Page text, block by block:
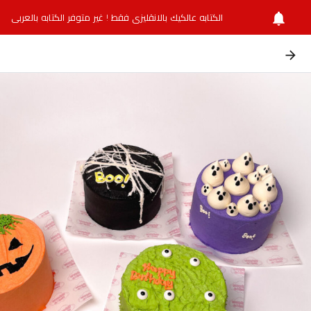
الكتابه عالكيك بالانقليزي فقط ! غير متوفر الكتابه بالعربي